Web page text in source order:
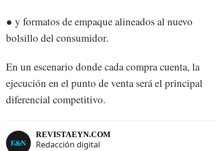
● y formatos de empaque alineados al nuevo
bolsillo del consumidor.
En un escenario donde cada compra cuenta, la
ejecución en el punto de venta será el principal
diferencial competitivo.
REVISTAEYN.COM
Redacción digital